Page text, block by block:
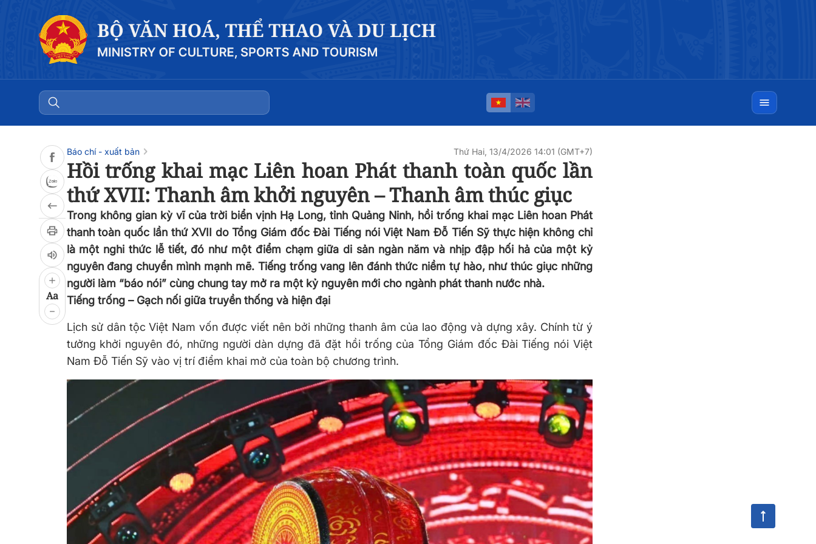
Aa
Báo chí - xuất bản Thứ Hai, 13/4/2026 14:01 (GMT+7)
Hồi trống khai mạc Liên hoan Phát thanh toàn quốc lần
thứ XVII: Thanh âm khởi nguyên – Thanh âm thúc giục
Trong không gian kỳ vĩ của trời biển vịnh Hạ Long, tỉnh Quảng Ninh, hồi trống khai mạc Liên hoan Phát
thanh toàn quốc lần thứ XVII do Tổng Giám đốc Đài Tiếng nói Việt Nam Đỗ Tiến Sỹ thực hiện không chỉ
là một nghi thức lễ tiết, đó như một điểm chạm giữa di sản ngàn năm và nhịp đập hối hả của một kỷ
nguyên đang chuyển mình mạnh mẽ. Tiếng trống vang lên đánh thức niềm tự hào, như thúc giục những
người làm “báo nói” cùng chung tay mở ra một kỷ nguyên mới cho ngành phát thanh nước nhà.
Tiếng trống – Gạch nối giữa truyền thống và hiện đại
Lịch sử dân tộc Việt Nam vốn được viết nên bởi những thanh âm của lao động và dựng xây. Chính từ ý
tưởng khởi nguyên đó, những người dàn dựng đã đặt hồi trống của Tổng Giám đốc Đài Tiếng nói Việt
Nam Đỗ Tiến Sỹ vào vị trí điểm khai mở của toàn bộ chương trình.
0:00 0:00